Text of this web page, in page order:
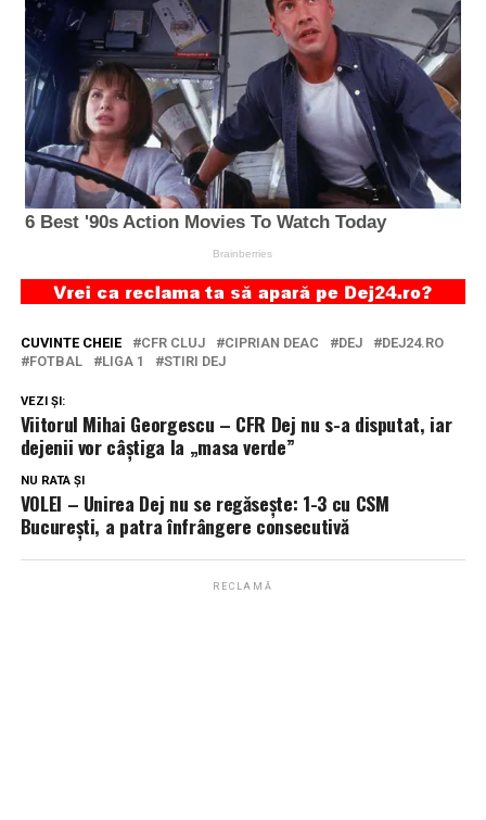
CUVINTE CHEIE CFR CLUJ CIPRIAN DEAC DEJ
DEJ24.RO
FOTBAL
LIGA 1 STIRI DEJ
VEZI ȘI:
Viitorul Mihai Georgescu – CFR Dej nu s-a disputat, iar
dejenii vor câştiga la „masa verde”
NU RATA ȘI
VOLEI – Unirea Dej nu se regăsește: 1-3 cu CSM
București, a patra înfrângere consecutivă
RECLAMĂ